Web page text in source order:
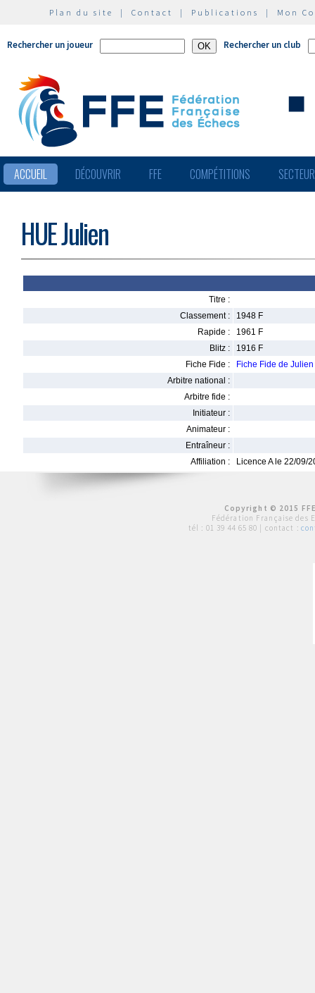
Plan du site | Contact | Publications | Mon
Rechercher un joueur Rechercher un club
ACCUEIL DÉCOUVRIR FFE COMPÉTITIONS
HUE Julien
Titre :
Classement :
1948 F
Rapide :
1961 F
Blitz :
1916 F
Fiche Fide :
Fiche Fide de
Arbitre national :
Arbitre fide :
Initiateur :
Animateur :
Entraîneur :
Affiliation :
Licence A le 22/09/
Copyright © 2015
Fédération Française des
tél : 01 39 44 65 80 | contact :